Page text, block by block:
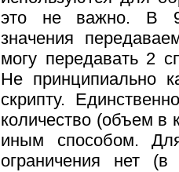
это не важно. В
значения
могу передавать 2
Не принципиально
скрипту.
количество (объем в
иным способом.
ограничения нет